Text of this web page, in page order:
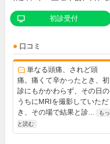
初診受付
口コミ
単なる頭痛、されど頭
痛。痛くて辛かったとき、初
診にもかかわらず、その日の
うちにMRIを撮影していただ
き、その場で結果と診...
もっ
と読む